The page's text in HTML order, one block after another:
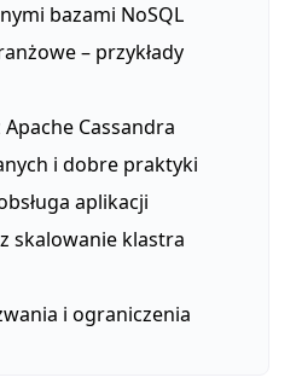
bazami NoSQL
– przykłady
Cassandra
i dobre praktyki
aplikacji
skalowanie klastra
i ograniczenia